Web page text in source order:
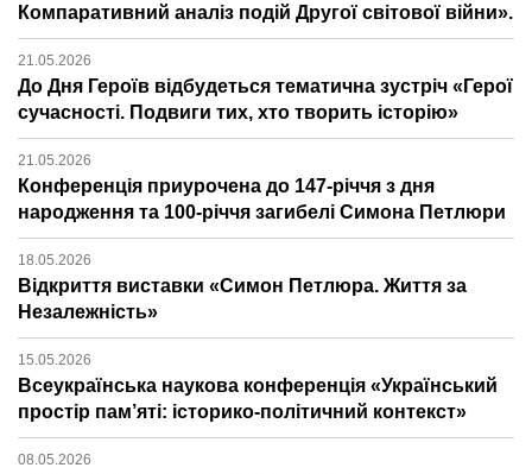
Компаративний аналіз подій Другої світової війни».
21.05.2026
До Дня Героїв відбудеться тематична зустріч «Герої
сучасності. Подвиги тих, хто творить історію»
21.05.2026
Конференція приурочена до 147-річчя з дня
народження та 100-річчя загибелі Симона Петлюри
18.05.2026
Відкриття виставки «Симон Петлюра. Життя за
Незалежність»
15.05.2026
Всеукраїнська наукова конференція «Український
простір пам’яті: історико-політичний контекст»
08.05.2026